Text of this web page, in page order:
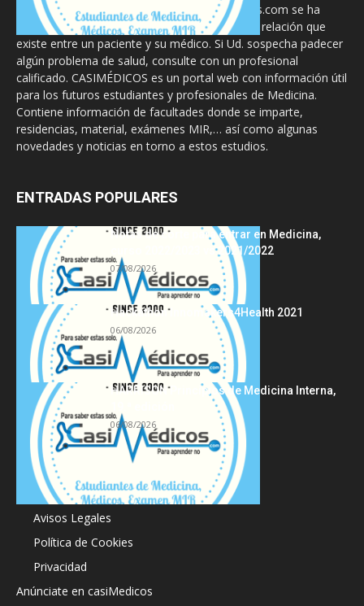
La información proporcionada en CasiMedicos.com se ha
diseñado para complementar, no substituir, la relación que
existe entre un paciente y su médico. Si Ud. sospecha padecer
algún problema de salud, consulte con un profesional
calificado. CASIMÉDICOS es un portal web con información útil
para los futuros estudiantes y profesionales de Medicina.
Contiene información de facultades donde se imparte,
residencias, material, exámenes MIR,… así como algunas
novedades y noticias en torno a estos estudios.
ENTRADAS POPULARES
Notas de corte para entrar en Medicina,
curso 2022/2023 vs 2021/2022
07/08/2026
Hackathon Innomakers4Health 2021
06/08/2026
HARRISON Principios de Medicina Interna,
06/08/2026
Acerca de
Avisos Legales
Política de Cookies
Privacidad
Anúnciate en casiMedicos